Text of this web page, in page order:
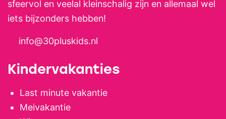
sfeervol en veelal kleinschalig zijn en allemaal wel
iets bijzonders hebben!
info@30pluskids.nl
Kindervakanties
Last minute vakantie
Meivakantie